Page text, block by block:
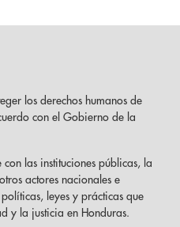
los derechos humanos de
con el Gobierno de la
con las instituciones públicas, la
actores nacionales e
leyes y prácticas que
y la justicia en Honduras.